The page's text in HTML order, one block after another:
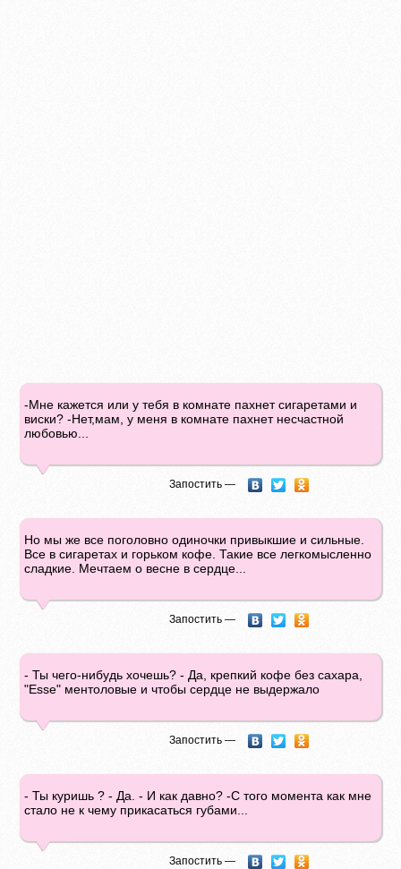
-Мне кажется или у тебя в комнате пахнет сигаретами и
виски? -Нет,мам, у меня в комнате пахнет несчастной
любовью...
Запостить —
Но мы же все поголовно одиночки привыкшие и сильные.
Все в сигаретах и горьком кофе. Такие все легкомысленно
сладкие. Мечтаем о весне в сердце...
Запостить —
- Ты чего-нибудь хочешь? - Да, крепкий кофе без сахара,
"Esse" ментоловые и чтобы сердце не выдержало
Запостить —
- Ты куришь ? - Да. - И как давно? -С того момента как мне
стало не к чему прикасаться губами...
Запостить —